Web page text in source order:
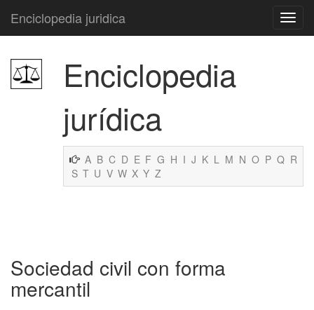
Enciclopedia juridica
Enciclopedia
jurídica
A B C D E F G H I J K L M N O P Q R
S T U V W X Y Z
Sociedad civil con forma
mercantil